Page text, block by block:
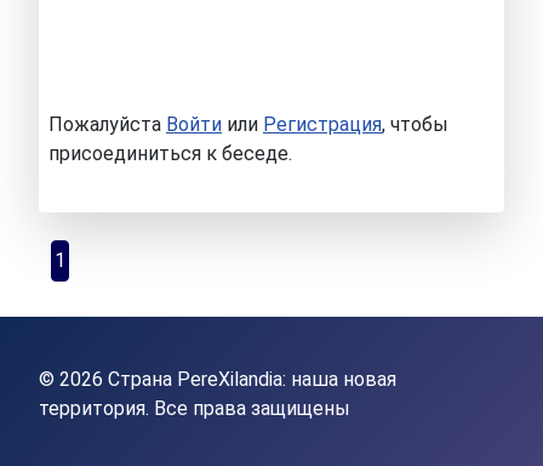
Пожалуйста Войти или Регистрация, чтобы
присоединиться к беседе.
1
© 2026 Страна PereXilandia: наша новая
территория. Все права защищены